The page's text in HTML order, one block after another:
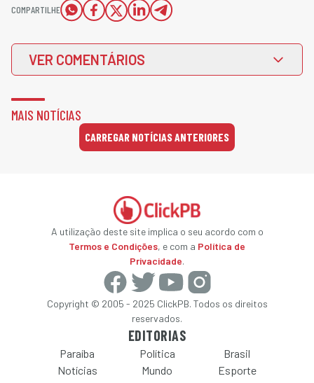
COMPARTILHE
VER COMENTÁRIOS
MAIS NOTÍCIAS
CARREGAR NOTÍCIAS ANTERIORES
A utilização deste site implica o seu acordo com o
Termos e Condições, e com a Política de
Privacidade.
Copyright © 2005 - 2025 ClickPB. Todos os direitos
reservados.
EDITORIAS
Paraíba Política
Brasil
Notícias
Mundo Esporte